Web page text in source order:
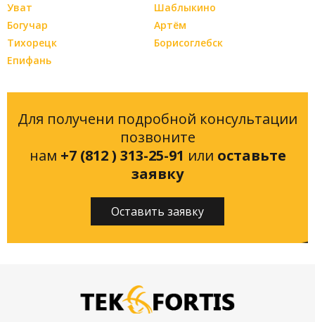
Уват
Шаблыкино
Богучар
Артём
Тихорецк
Борисоглебск
Епифань
Для получени подробной консультации
позвоните
нам +7 (812 ) 313-25-91 или оставьте
заявку
Оставить заявку